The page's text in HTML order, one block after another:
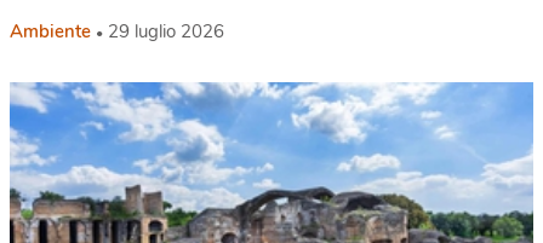
Ambiente 29 luglio 2026